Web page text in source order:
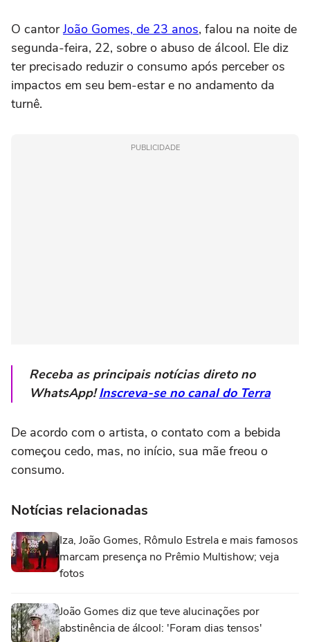
O cantorJoão Gomes, de 23 anos, falou na noite de
segunda-feira, 22, sobre o abuso de álcool. Ele diz
ter precisado reduzir o consumo após perceber os
impactos em seu bem-estar e no andamento da
turnê.
PUBLICIDADE
Receba as principais notícias direto no
WhatsApp!Inscreva-se no canal do Terra
De acordo com o artista, o contato com a bebida
começou cedo, mas, no início, sua mãe freou o
consumo.
Notícias relacionadas
Iza, João Gomes, Rômulo Estrela e mais famosos
marcam presença no Prêmio Multishow; veja
fotos
João Gomes diz que teve alucinações por
abstinência de álcool: 'Foram dias tensos'